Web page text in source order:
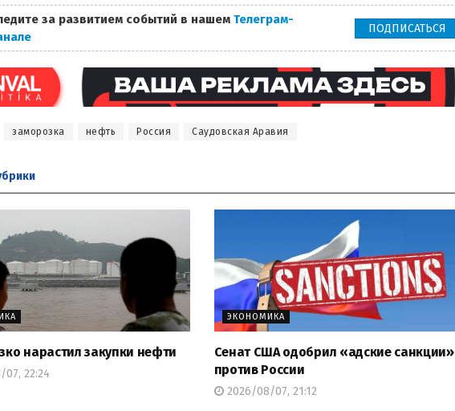
за развитием событий в нашем Телеграм-
ПОДПИСАТЬСЯ
заморозка нефть Россия Саудовская Аравия
нарастил закупки нефти
22:24
ЭКОНОМИКА
Сенат США одобрил «адские санкции»
против России
2026/08/07, 21:12